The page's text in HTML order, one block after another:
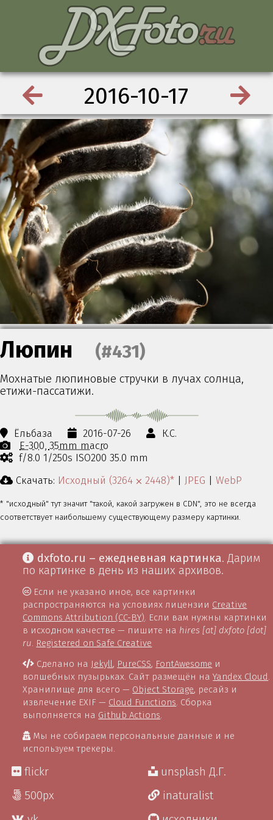
2016-10-17
Люпин (#431)
Мохнатые люпиновые стручки в лучах солнца,
етижи-пассатижи.
Ёльбаза 2016-07-26
К.С.
E-300 35mm macro
f/8.0 1/250s ISO200 35.0 mm
Скачать: Исходный (3264 ⨉ 2448)* | JPEG | WebP
* "исходный" тут значит "такой, какой загружен в CDN", это не всегда
соответствует наибольшему существующему размеру картинки.
dxfoto.ru – ежедневная картинка. Дарим
по картинке в день из наших архивов.
Если не указано иное, все картинки
распространяются на условиях лицензии Creative
Commons Attribution (CC-BY) . Если вам нужны картинки
в исходном качестве — пишите на hires [at] dxfoto [dot]
ru Registered on Safe Creative
Сделано на Jekyll, PureCSS, FontAwesome и
волшебных пузырьках. Сайт размещён наYandex Cloud
Хранилище для всего — Object Storage, ресайз и
извлечение EXIF — Cloud Functions . Сборка
выполняется на Github Actions
Мы не собираем персональные данные и не
используем трекеры.
flickr
500px
unsplash Д.Г.
inaturalist